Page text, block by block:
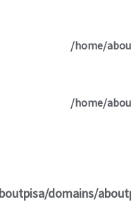
/home/
/home/
domains/